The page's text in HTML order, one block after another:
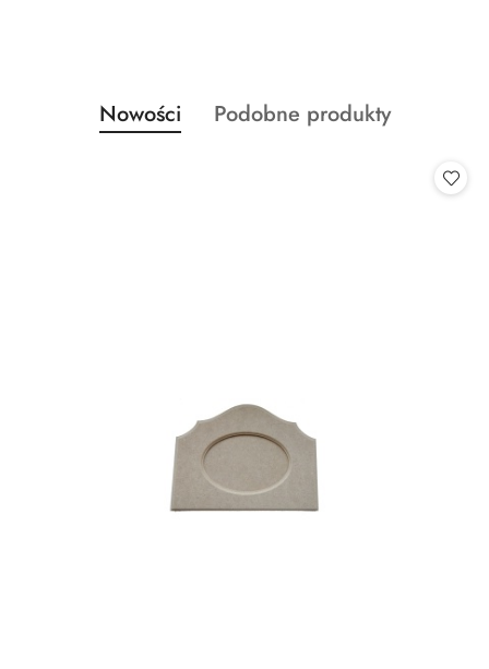
Pomiń karuzelę produktów
Produkty
o
Nowości
Produkty
Podobne produkty